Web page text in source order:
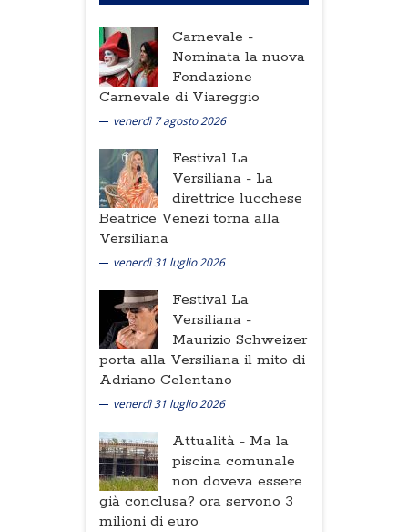
Carnevale -
Nominata la nuova
Fondazione
Carnevale di Viareggio
venerdì 7 agosto 2026
Festival La
Versiliana - La
direttrice lucchese
Beatrice Venezi torna alla
Versiliana
venerdì 31 luglio 2026
Festival La
Versiliana -
Maurizio Schweizer
porta alla Versiliana il mito di
Adriano Celentano
venerdì 31 luglio 2026
Attualità - Ma la
piscina comunale
non doveva essere
già conclusa? ora servono 3
milioni di euro